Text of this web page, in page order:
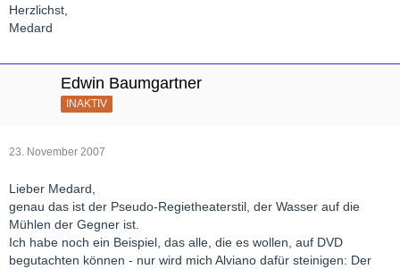
Herzlichst,
Medard
Edwin Baumgartner
INAKTIV
23. November 2007
Lieber Medard,
genau das ist der Pseudo-Regietheaterstil, der Wasser auf die
Mühlen der Gegner ist.
Ich habe noch ein Beispiel, das alle, die es wollen, auf DVD
begutachten können - nur wird mich Alviano dafür steinigen: Der